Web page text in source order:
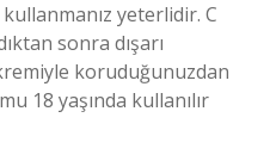
yeterlidir. C
sonra dışarı
koruduğunuzdan
18 yaşında kullanılır